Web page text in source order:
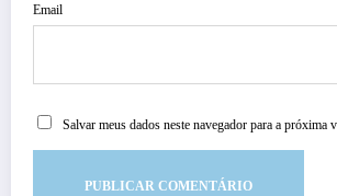
Email
Salvar meus dados neste navegador para a próxima